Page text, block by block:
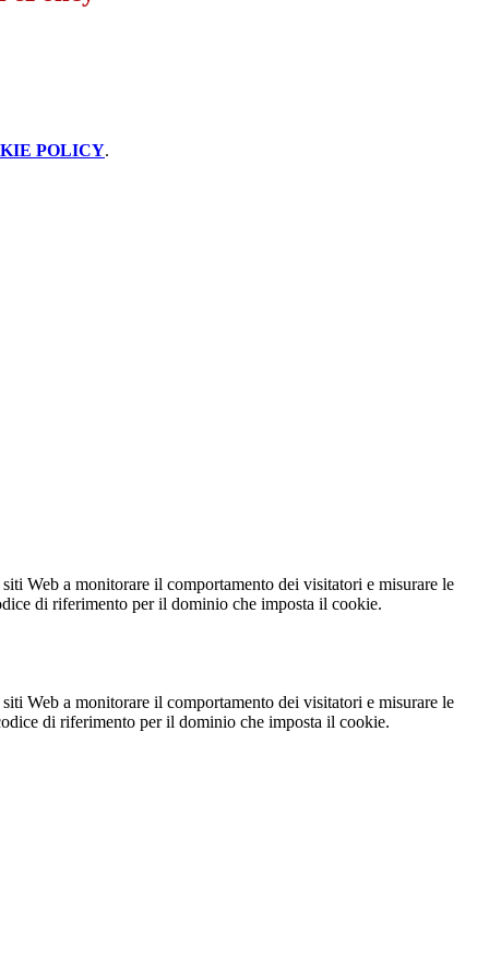
POLICY.
Web a monitorare il comportamento dei visitatori e misurare le
di riferimento per il dominio che imposta il cookie.
Web a monitorare il comportamento dei visitatori e misurare le
di riferimento per il dominio che imposta il cookie.